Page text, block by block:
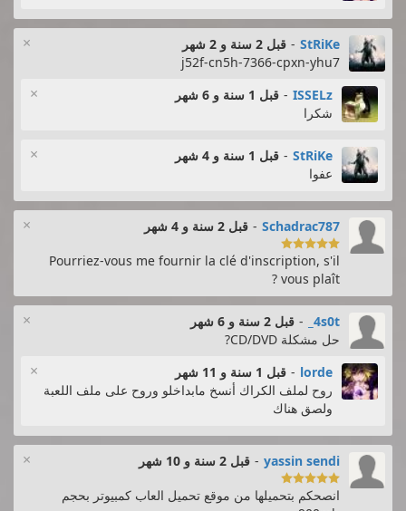
× StRiKe
- قبل 2 سنة و 2 شهر
j52f-cn5h-7366-cpxn-yhu7
× ISSELz
- قبل 1 سنة و 6 شهر
شكرا
× StRiKe
- قبل 1 سنة و 4 شهر
عفوا
× Schadrac787
- قبل 2 سنة و 4 شهر

Pourriez-vous me fournir la clé d'inscription, s'il
vous plaît ?
× 4s0t_
- قبل 2 سنة و 6 شهر
حل مشكلة CD/DVD?
× lorde
- قبل 1 سنة و 11 شهر
روح لملف الكراك أنسخ مابداخلو وروح على ملف اللعبة
ولصق هناك
× yassin sendi
- قبل 2 سنة و 10 شهر

انصحكم بتحميلها من موقع تحميل العاب كمبيوتر بحجم